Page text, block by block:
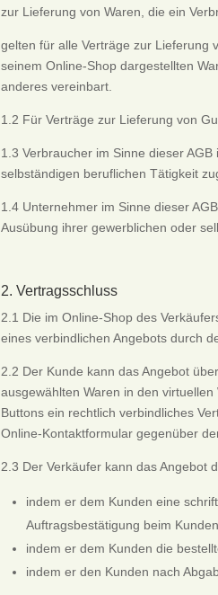
zur Lieferung von Waren, die ein
gelten für alle Verträge zur Lieferung
seinem Online-Shop dargestellten
anderes vereinbart.
1.2 Für Verträge zur Lieferung von
1.3 Verbraucher im Sinne dieser
selbständigen beruflichen Tätigkeit
1.4 Unternehmer im Sinne dieser
Ausübung ihrer gewerblichen oder
2. Vertragsschluss
2.1 Die im Online-Shop des
eines verbindlichen Angebots durch
2.2 Der Kunde kann das Angebot
ausgewählten Waren in den
Buttons ein rechtlich verbindliches
Online-Kontaktformular gegenüber
2.3 Der Verkäufer kann das Angebot
indem er dem Kunden eine
Auftragsbestätigung beim
indem er dem Kunden die
indem er den Kunden nach